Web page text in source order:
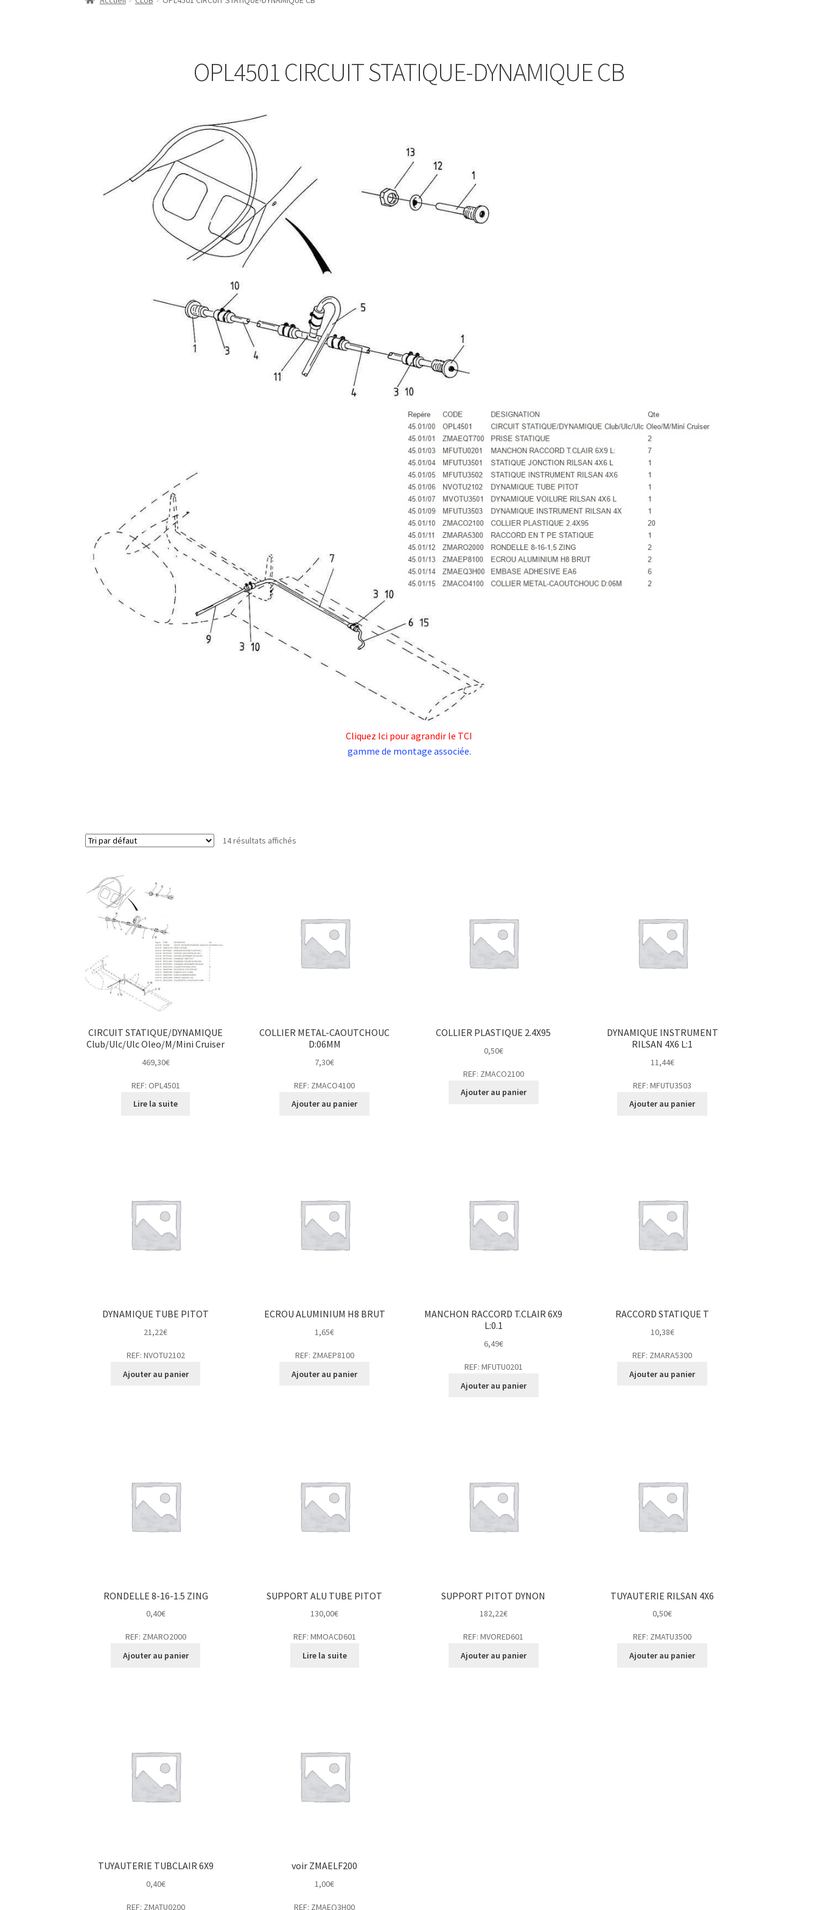
OPL4501 CIRCUIT STATIQUE-DYNAMIQUE CB
Cliquez Ici pour agrandir le TCI
gamme de montage associée.
14 résultats affichés
CIRCUIT STATIQUE/DYNAMIQUE
Club/Ulc/Ulc Oleo/M/Mini Cruiser
469,30€
REF: OPL4501
Lire la suite
COLLIER METAL-CAOUTCHOUC
D:06MM
7,30€
REF: ZMACO4100
Ajouter au panier
COLLIER PLASTIQUE 2.4X95
0,50€
REF: ZMACO2100
Ajouter au panier
DYNAMIQUE INSTRUMENT
RILSAN 4X6 L:1
11,44€
REF: MFUTU3503
Ajouter au panier
DYNAMIQUE TUBE PITOT
21,22€
REF: NVOTU2102
Ajouter au panier
ECROU ALUMINIUM H8 BRUT
1,65€
REF: ZMAEP8100
Ajouter au panier
MANCHON RACCORD T.CLAIR 6X9
L:0.1
6,49€
REF: MFUTU0201
Ajouter au panier
RACCORD STATIQUE T
10,38€
REF: ZMARA5300
Ajouter au panier
RONDELLE 8-16-1.5 ZING
0,40€
REF: ZMARO2000
Ajouter au panier
SUPPORT ALU TUBE PITOT
130,00€
REF: MMOACD601
Lire la suite
SUPPORT PITOT DYNON
182,22€
REF: MVORED601
Ajouter au panier
TUYAUTERIE RILSAN 4X6
0,50€
REF: ZMATU3500
Ajouter au panier
TUYAUTERIE TUBCLAIR 6X9
0,40€
REF: ZMATU0200
voir ZMAELF200
1,00€
REF: ZMAEQ3H00